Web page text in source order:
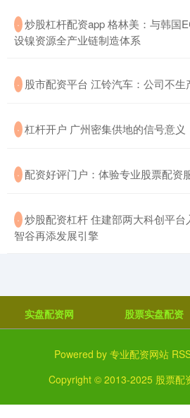
· 炒股杠杆配资app 格林美：与韩国
设镍资源全产业链制造体系
· 股市配资平台 江铃汽车：公司不
· ​杠杆开户 广州密集供地的信号意义
· 配资好评门户：体验专业股票配资
· 炒股配资杠杆 住建部两大科创平
智谷再添发展引擎
实盘配资网 股票实盘配资
Powered by 专业配资网站
Copyright © 2013-2025 股票配